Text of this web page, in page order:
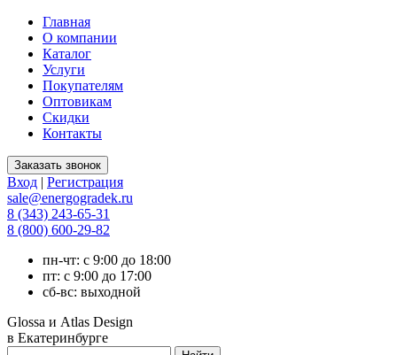
Главная
О компании
Каталог
Услуги
Покупателям
Оптовикам
Скидки
Контакты
Вход | Регистрация
sale@energogradek.ru
8 (343) 243-65-31
8 (800) 600-29-82
пн-чт: с 9:00 до 18:00
пт: с 9:00 до 17:00
сб-вс: выходной
Glossa и Atlas Design
в Екатеринбурге